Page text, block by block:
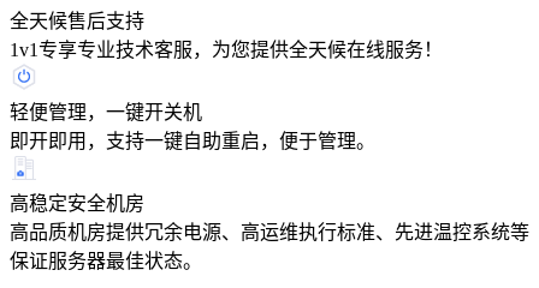
全天候售后支持
1v1专享专业技术客服，为您提供全天候在线服务！
轻便管理，一键开关机
即开即用，支持一键自助重启，便于管理。
高稳定安全机房
高品质机房提供冗余电源、高运维执行标准、先进温控系统等
保证服务器最佳状态。